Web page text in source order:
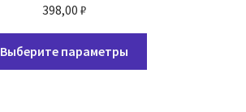
398,00 ₽
Выберите параметры